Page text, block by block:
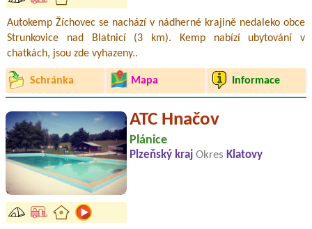
Autokemp Žíchovec se nachází v nádherné krajině nedaleko obce
Strunkovice nad Blatnicí (3 km). Kemp nabízí ubytování v
chatkách, jsou zde vyhazeny..
Schránka Mapa Informace
ATC Hnačov
Plánice
Plzeňský kraj Okres Klatovy